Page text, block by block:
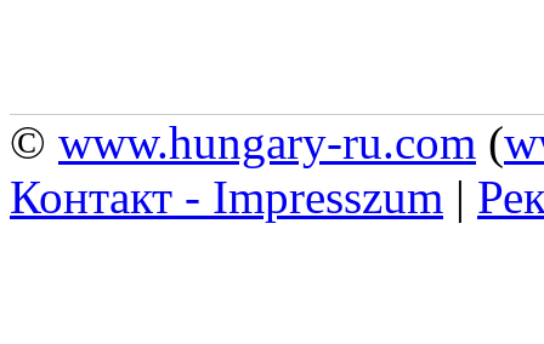
© www.hungary-ru.com (
Контакт - Impresszum |